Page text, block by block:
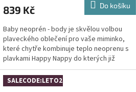
839 Kč Do košíku
Baby neoprén - body je skvělou volbou
plaveckého oblečení pro vaše miminko,
které chytře kombinuje teplo neoprenu s
plavkami Happy Nappy do kterých již
nepotřebujete žádnou...
SALECODE:LETO26:4:%